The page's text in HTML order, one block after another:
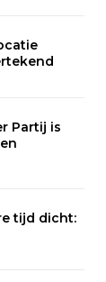
Partij is
tijd dicht: